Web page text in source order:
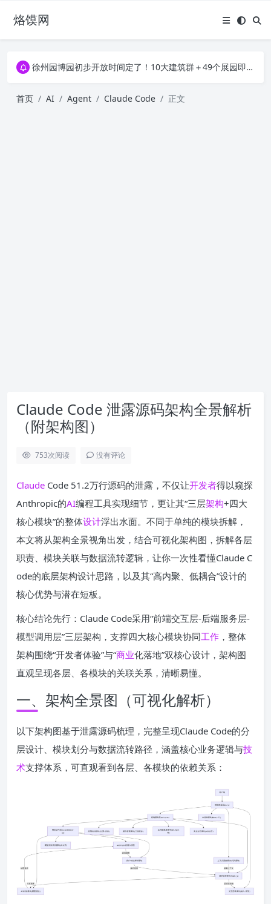
烙馍网16796个OpenClaw Skills合集下载｜总2.7G，压缩后仅738M，覆盖全场景技能
徐州园博园初步开放时间定了！10大建筑群＋49个展园即将亮相！
徐州园博园初步开放时间定了！10大建筑群＋49个展园即将亮相！
首页 AI Agent Claude Code 正文
Claude Code 泄露源码架构全景解析
（附架构图）
753次阅读 没有评论
Claude Code 51.2万行源码的泄露，不仅让开发者得以窥探
Anthropic的AI编程工具实现细节，更让其“三层架构+四大
核心模块”的整体设计浮出水面。不同于单纯的模块拆解，
本文将从架构全景视角出发，结合可视化架构图，拆解各层
职责、模块关联与数据流转逻辑，让你一次性看懂Claude C
ode的底层架构设计思路，以及其“高内聚、低耦合”设计的
核心优势与潜在短板。
核心结论先行：Claude Code采用“前端交互层-后端服务层-
模型调用层”三层架构，支撑四大核心模块协同工作 ，整体
架构围绕“开发者体验”与“商业化落地”双核心设计，架构图
直观呈现各层、各模块的关联关系，清晰易懂。
一、架构全景图（可视化解析）
以下架构图基于泄露源码梳理，完整呈现Claude Code的分
层设计、模块划分与数据流转路径，涵盖核心业务逻辑与技
术支撑体系，可直观看到各层、各模块的依赖关系：